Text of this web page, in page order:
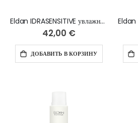
Eldan IDRASENSITIVE увлажняющий крем 24 часа для чувствительной кожи - 50 мл
42,00 €
ДОБАВИТЬ В КОРЗИНУ